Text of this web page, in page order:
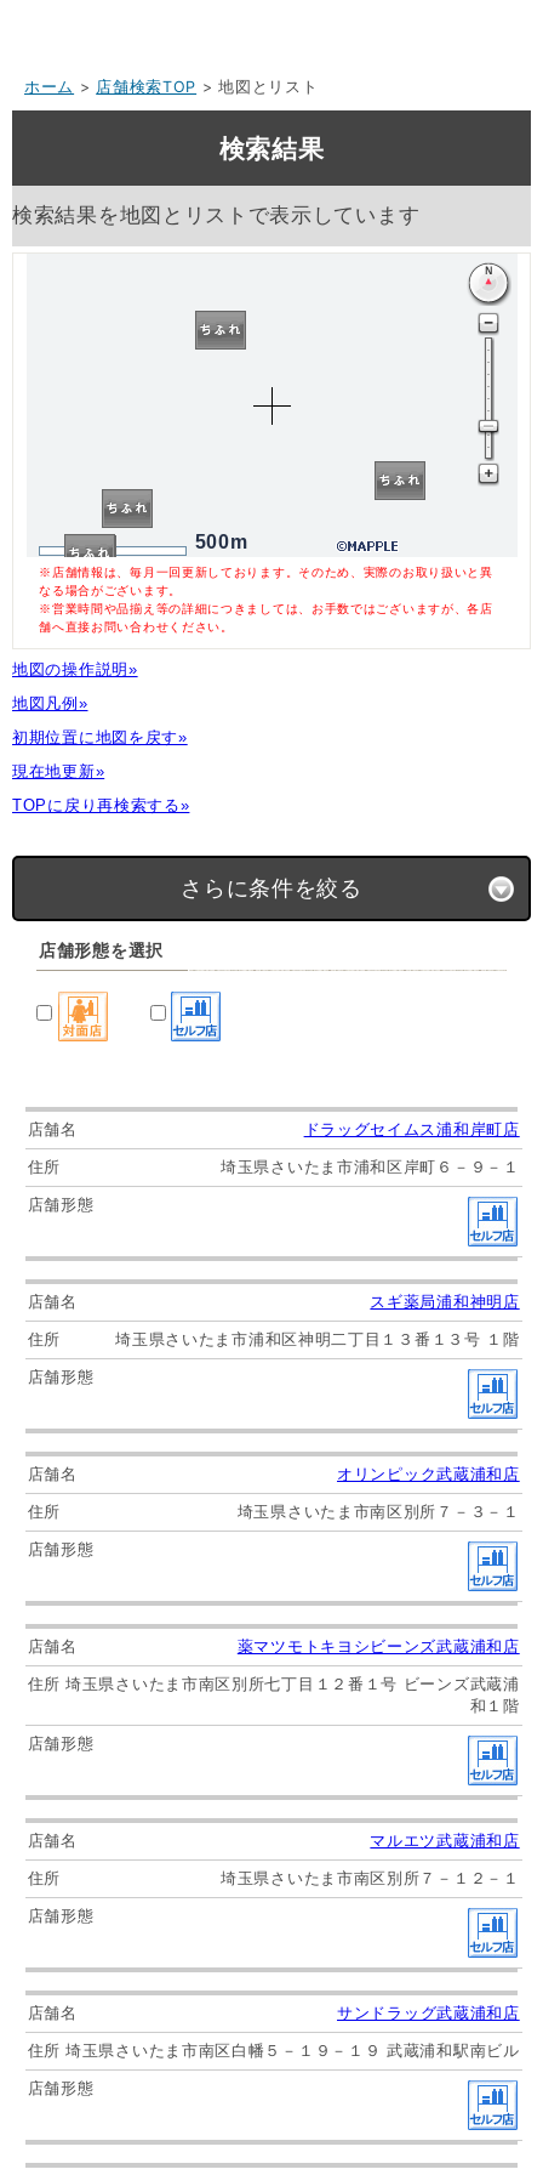
ホーム > 店舗検索TOP > 地図とリスト
検索結果
検索結果を地図とリストで表示しています
500m
※店舗情報は、毎月一回更新しております。そのため、実際のお取り扱いと異
なる場合がございます。
※営業時間や品揃え等の詳細につきましては、お手数ではございますが、各店
舗へ直接お問い合わせください。
地図の操作説明»
地図凡例»
初期位置に地図を戻す»
現在地更新»
TOPに戻り再検索する»
さらに条件を絞る
店舗形態を選択
ドラッグセイムス浦和岸町店
埼玉県さいたま市浦和区岸町６－９－１
スギ薬局浦和神明店
埼玉県さいたま市浦和区神明二丁目１３番１３号 １階
オリンピック武蔵浦和店
埼玉県さいたま市南区別所７－３－１
薬マツモトキヨシビーンズ武蔵浦和店
埼玉県さいたま市南区別所七丁目１２番１号 ビーンズ武蔵浦
和１階
マルエツ武蔵浦和店
埼玉県さいたま市南区別所７－１２－１
サンドラッグ武蔵浦和店
埼玉県さいたま市南区白幡５－１９－１９ 武蔵浦和駅南ビル